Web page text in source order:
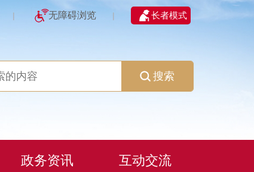
| 无障碍浏览 | 长者模式
搜索
政务资讯 互动交流